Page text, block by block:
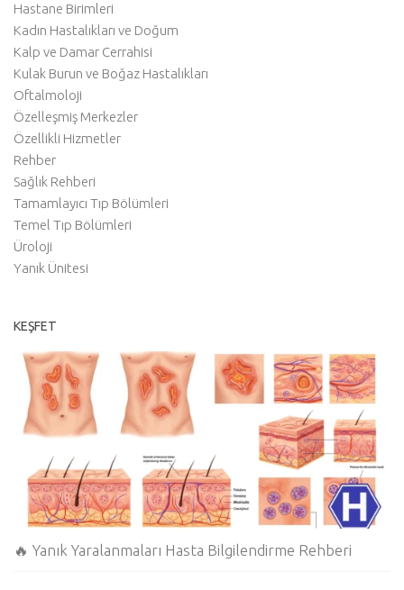
Hastane Birimleri
Kadın Hastalıkları ve Doğum
Kalp ve Damar Cerrahisi
Kulak Burun ve Boğaz Hastalıkları
Oftalmoloji
Özelleşmiş Merkezler
Özellikli Hizmetler
Rehber
Sağlık Rehberi
Tamamlayıcı Tıp Bölümleri
Temel Tıp Bölümleri
Üroloji
Yanık Ünitesi
KEŞFET
🔥 Yanık Yaralanmaları Hasta Bilgilendirme Rehberi